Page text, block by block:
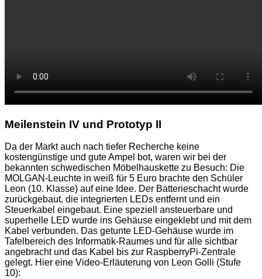
Meilenstein IV und Prototyp II
Da der Markt auch nach tiefer Recherche keine
kostengünstige und gute Ampel bot, waren wir bei der
bekannten schwedischen Möbelhauskette zu Besuch: Die
MOLGAN-Leuchte in weiß für 5 Euro brachte den Schüler
Leon (10. Klasse) auf eine Idee. Der Batterieschacht wurde
zurückgebaut, die integrierten LEDs entfernt und ein
Steuerkabel eingebaut. Eine speziell ansteuerbare und
superhelle LED wurde ins Gehäuse eingeklebt und mit dem
Kabel verbunden. Das getunte LED-Gehäuse wurde im
Tafelbereich des Informatik-Raumes und für alle sichtbar
angebracht und das Kabel bis zur RaspberryPi-Zentrale
gelegt. Hier eine Video-Erläuterung von Leon Golli (Stufe
10):